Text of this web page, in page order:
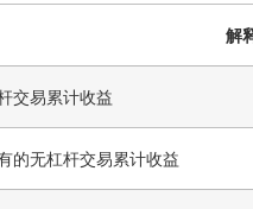
解
交易累计收益
的无杠杆交易累计收益